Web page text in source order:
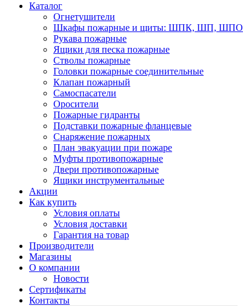
Каталог
Огнетушители
Шкафы пожарные и щиты: ШПК, ШП, ШПО
Рукава пожарные
Ящики для песка пожарные
Стволы пожарные
Головки пожарные соединительные
Клапан пожарный
Самоспасатели
Оросители
Пожарные гидранты
Подставки пожарные фланцевые
Снаряжение пожарных
План эвакуации при пожаре
Муфты противопожарные
Двери противопожарные
Ящики инструментальные
Акции
Как купить
Условия оплаты
Условия доставки
Гарантия на товар
Производители
Магазины
О компании
Новости
Сертификаты
Контакты